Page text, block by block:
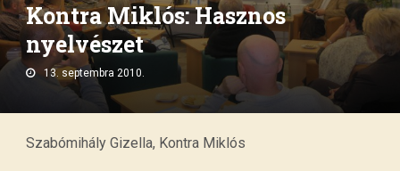
Kontra Miklós: Hasznos
nyelvészet
13. septembra 2010.
Szabómihály Gizella, Kontra Miklós